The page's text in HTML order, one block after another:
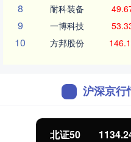
8 耐科装备
9 一博科技
10 方邦股份
沪深京行
北证50